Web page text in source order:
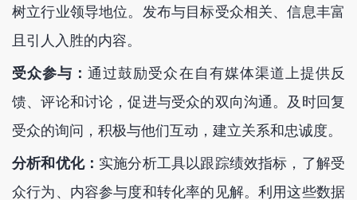
树立行业领导地位。发布与目标受众相关、信息丰富
且引人入胜的内容。
受众参与：通过鼓励受众在自有媒体渠道上提供反
馈、评论和讨论，促进与受众的双向沟通。及时回复
受众的询问，积极与他们互动，建立关系和忠诚度。
分析和优化： 实施分析工具以跟踪绩效指标，了解受
众行为、内容参与度和转化率的见解。利用这些数据